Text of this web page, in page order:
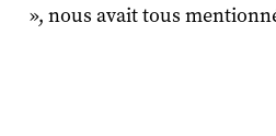
», nous avait tous